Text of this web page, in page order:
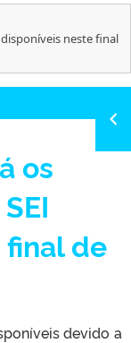
neste final
os
de
devido a